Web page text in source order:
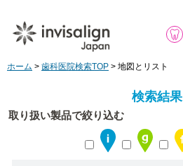
ホーム > 歯科医院検索TOP > 地図とリスト
検索結果
取り扱い製品で絞り込む